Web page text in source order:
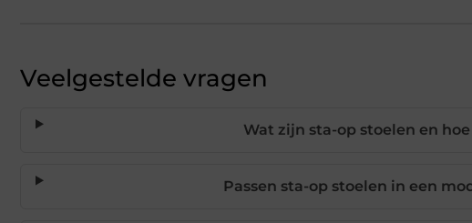
Veelgestelde vragen
Wat zijn sta-op stoelen en
Passen sta-op stoelen in een